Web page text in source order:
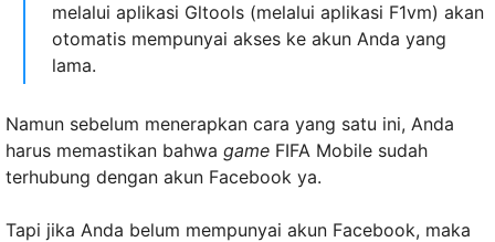
melalui aplikasi Gltools (melalui aplikasi F1vm) akan
otomatis mempunyai akses ke akun Anda yang
lama.
Namun sebelum menerapkan cara yang satu ini, Anda
harus memastikan bahwa game FIFA Mobile sudah
terhubung dengan akun Facebook ya.
Tapi jika Anda belum mempunyai akun Facebook, maka